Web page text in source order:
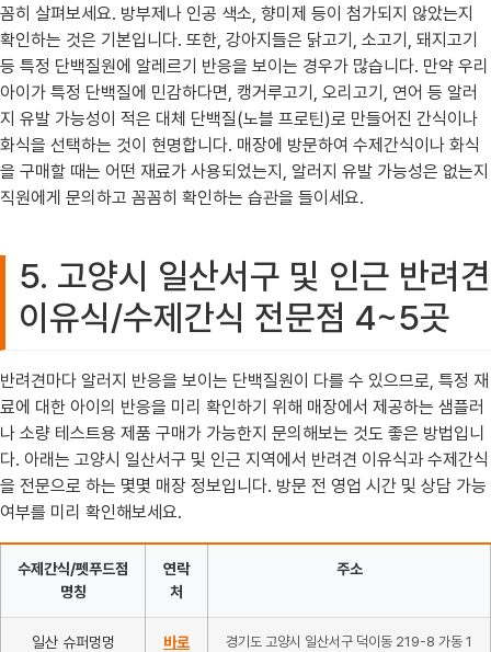
꼼히 살펴보세요. 방부제나 인공 색소, 향미제 등이 첨가되지 않았는지
확인하는 것은 기본입니다. 또한, 강아지들은 닭고기, 소고기, 돼지고기
등 특정 단백질원에 알레르기 반응을 보이는 경우가 많습니다. 만약 우리
아이가 특정 단백질에 민감하다면, 캥거루고기, 오리고기, 연어 등 알러
지 유발 가능성이 적은 대체 단백질(노블 프로틴)로 만들어진 간식이나
화식을 선택하는 것이 현명합니다. 매장에 방문하여 수제간식이나 화식
을 구매할 때는 어떤 재료가 사용되었는지, 알러지 유발 가능성은 없는지
직원에게 문의하고 꼼꼼히 확인하는 습관을 들이세요.
5. 고양시 일산서구 및 인근 반려견
이유식/수제간식 전문점 4~5곳
반려견마다 알러지 반응을 보이는 단백질원이 다를 수 있으므로, 특정 재
료에 대한 아이의 반응을 미리 확인하기 위해 매장에서 제공하는 샘플러
나 소량 테스트용 제품 구매가 가능한지 문의해보는 것도 좋은 방법입니
다. 아래는 고양시 일산서구 및 인근 지역에서 반려견 이유식과 수제간식
을 전문으로 하는 몇몇 매장 정보입니다. 방문 전 영업 시간 및 상담 가능
여부를 미리 확인해보세요.
수제간식/펫푸드점
명칭
연락
처
주소
일산 슈퍼멍멍
바로
경기도 고양시 일산서구 덕이동 219-8 가동 1